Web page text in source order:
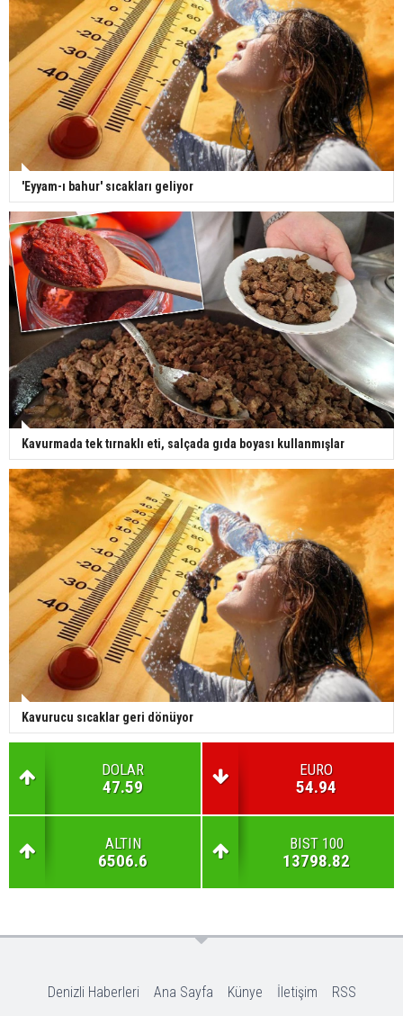
'Eyyam-ı bahur' sıcakları geliyor
Kavurmada tek tırnaklı eti, salçada gıda boyası kullanmışlar
Kavurucu sıcaklar geri dönüyor
DOLAR
47.59
EURO
54.94
ALTIN
6506.6
BIST 100
13798.82
Denizli Haberleri Ana Sayfa Künye İletişim RSS